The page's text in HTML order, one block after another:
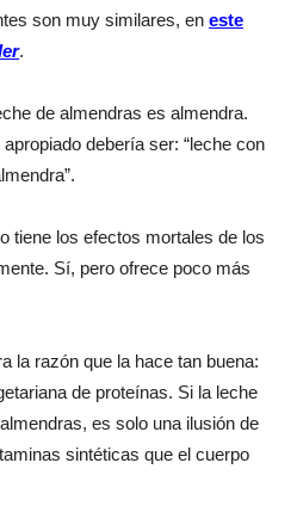
son muy similares, en este
.
de almendras es almendra.
debería ser: “leche con
tiene los efectos mortales de los
Sí, pero ofrece poco más
la razón que la hace tan buena:
de proteínas. Si la leche
es solo una ilusión de
sintéticas que el cuerpo